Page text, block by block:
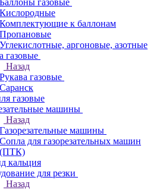
Баллоны газовые
Кислородные
Комплектующие к баллонам
Пропановые
Углекислотные, аргоновые, азотные
газовые
Назад
Рукава газовые
Саранск
газовые
машины
Назад
Газорезательные машины
Сопла для газорезательных машин
(ПТК)
кальция
для резки
Назад